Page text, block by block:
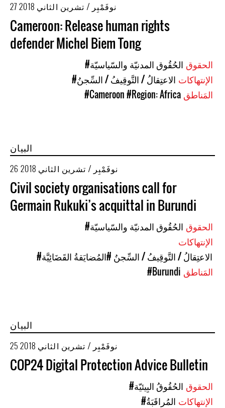
27 نوفَمْبِر / تشرين الثاني 2018
Cameroon: Release human rights
defender Michel Biem Tong
#الحُقُوق المدنيّة والسّياسيّة
#الاعتِقالُ / التَّوقِيفُ / السِّجنُ
#Cameroon#Region: Africa
البيان
26 نوفَمْبِر / تشرين الثاني 2018
Civil society organisations call for
Germain Rukuki’s acquittal in Burundi
#الحُقُوق المدنيّة والسّياسيّة
#الاعتِقالُ / التَّوقِيفُ / السِّجنُ #المُضايَقةُ القَضَائِيَّة
#Burundi
البيان
25 نوفَمْبِر / تشرين الثاني 2018
COP24 Digital Protection Advice Bulletin
#الحُقُوقُ البِيئيّة
#المُراقَبَةُ